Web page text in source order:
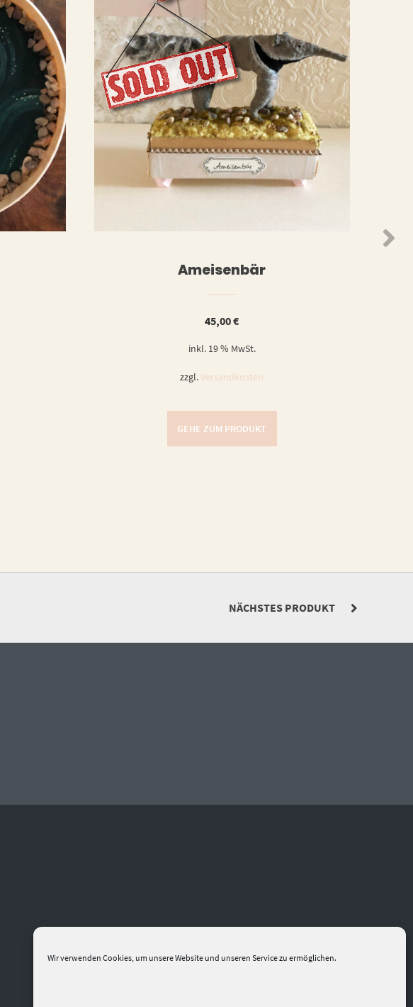
Wir verwenden Cookies, um unsere Website und unseren Service zu ermöglichen.
WEITERLESEN
Ameisenbär
45,00€
inkl. 19 % MwSt.
zzgl.Versandkosten
GEHE ZUM PRODUKT
NÄCHSTES PRODUKT